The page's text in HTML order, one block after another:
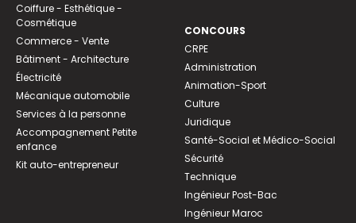
Coiffure - Esthétique -
Cosmétique
Commerce - Vente
Bâtiment - Architecture
Électricité
Mécanique automobile
Services à la personne
Accompagnement Petite
enfance
Kit auto-entrepreneur
CONCOURS
CRPE
Administration
Animation-Sport
Culture
Juridique
Santé-Social et Médico-Social
Sécurité
Technique
Ingénieur Post-Bac
Ingénieur Maroc